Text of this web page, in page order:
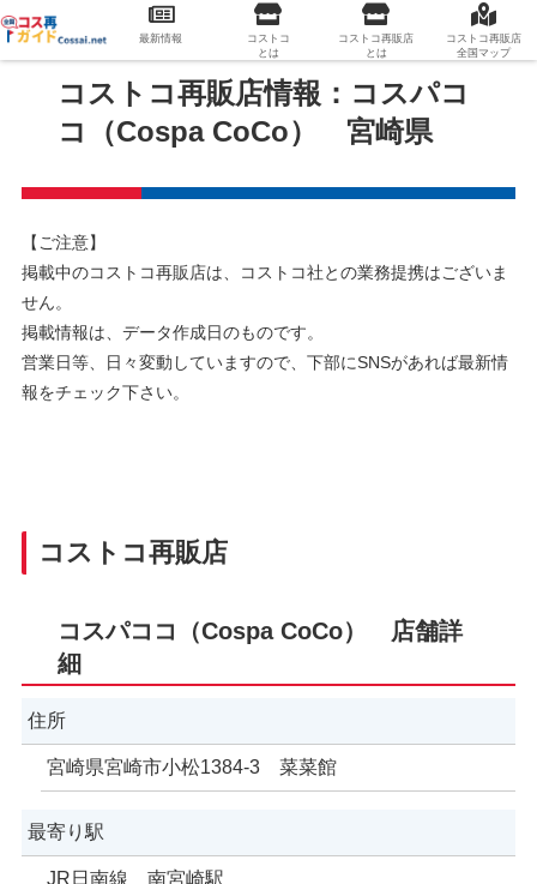
コストコ再販店情報：コスパコ
コ（Cospa CoCo） 宮崎県
【ご注意】
掲載中のコストコ再販店は、コストコ社との業務提携はございま
せん。
掲載情報は、データ作成日のものです。
営業日等、日々変動していますので、下部にSNSがあれば最新情
報をチェック下さい。
コストコ再販店
コスパココ（Cospa CoCo） 店舗詳
細
住所
宮崎県宮崎市小松1384-3 菜菜館
最寄り駅
JR日南線 南宮崎駅
最新情報
コストコ
とは
コストコ再販店
とは
コストコ再販店
全国マップ